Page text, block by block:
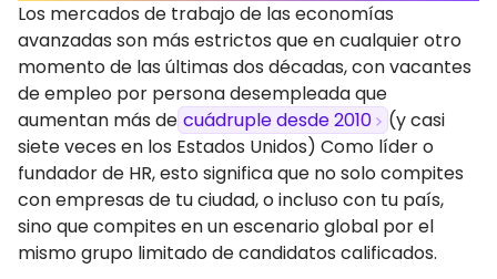
Los mercados de trabajo de las economías
avanzadas son más estrictos que en cualquier otro
momento de las últimas dos décadas, con vacantes
de empleo por persona desempleada que
aumentan más de cuádruple desde 2010
(y casi
siete veces en los Estados Unidos) Como líder o
fundador de HR, esto significa que no solo compites
con empresas de tu ciudad, o incluso con tu país,
sino que compites en un escenario global por el
mismo grupo limitado de candidatos calificados.